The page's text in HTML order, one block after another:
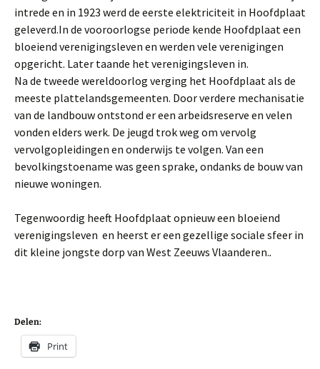
intrede en in 1923 werd de eerste elektriciteit in Hoofdplaat
geleverd.In de vooroorlogse periode kende Hoofdplaat een
bloeiend verenigingsleven en werden vele verenigingen
opgericht. Later taande het verenigingsleven in.
Na de tweede wereldoorlog verging het Hoofdplaat als de
meeste plattelandsgemeenten. Door verdere mechanisatie
van de landbouw ontstond er een arbeidsreserve en velen
vonden elders werk. De jeugd trok weg om vervolg
vervolgopleidingen en onderwijs te volgen. Van een
bevolkingstoename was geen sprake, ondanks de bouw van
nieuwe woningen.
Tegenwoordig heeft Hoofdplaat opnieuw een bloeiend
verenigingsleven en heerst er een gezellige sociale sfeer in
dit kleine jongste dorp van West Zeeuws Vlaanderen..
Delen:
Print